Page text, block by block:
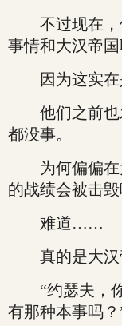
不过现在，
事情和大汉帝国
因为这实在
他们之前也
都没事。
为何偏偏在
的战绩会被击毁
难道……
真的是大汉
“约瑟夫，你
有那种本事吗？